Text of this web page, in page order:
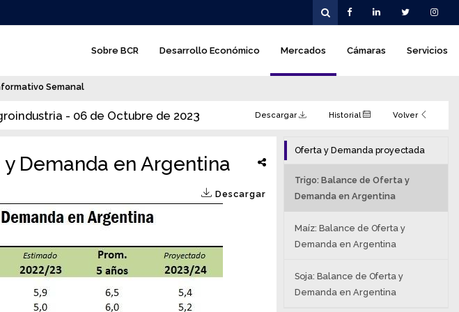
v
e
g
c
i
ó
n
Sobre BCR Desarrollo Económico Mercados Cámaras Servicios
Semanal
- 06 de Octubre de 2023 Descargar Historial Volver
Demanda en Argentina
Descargar
Oferta y Demanda proyectada
Trigo: Balance de Oferta y
Demanda en Argentina
Maíz: Balance de Oferta y
Demanda en Argentina
Soja: Balance de Oferta y
Demanda en Argentina